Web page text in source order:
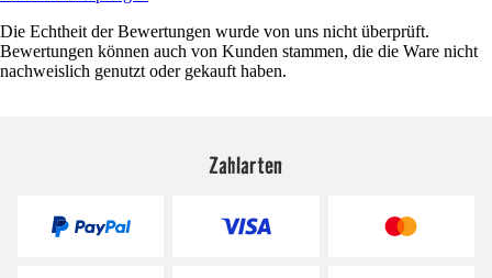
Die Echtheit der Bewertungen wurde von uns nicht überprüft.
Bewertungen können auch von Kunden stammen, die die Ware nicht
nachweislich genutzt oder gekauft haben.
Zahlarten